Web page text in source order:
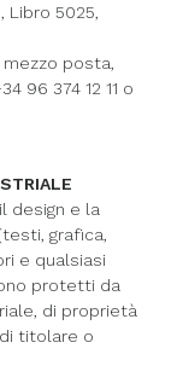
Libro 5025,
posta,
96 374 12 11 o
design e la
grafica,
e qualsiasi
protetti da
di proprietà
di titolare o